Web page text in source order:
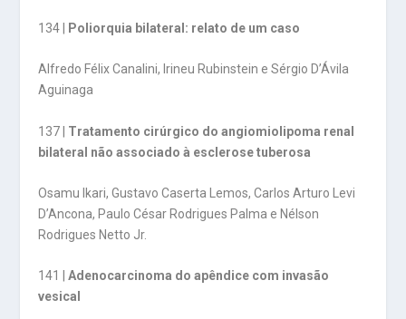
134 | Poliorquia bilateral: relato de um caso
Alfredo Félix Canalini, Irineu Rubinstein e Sérgio D’Ávila
Aguinaga
137 | Tratamento cirúrgico do angiomiolipoma renal
bilateral não associado à esclerose tuberosa
Osamu Ikari, Gustavo Caserta Lemos, Carlos Arturo Levi
D’Ancona, Paulo César Rodrigues Palma e Nélson
Rodrigues Netto Jr.
141 |Adenocarcinoma do apêndice com invasão
vesical